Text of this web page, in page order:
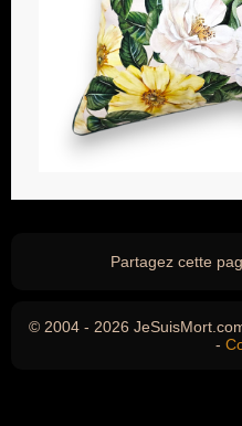
Partagez cette
© 2004 - 2026
-